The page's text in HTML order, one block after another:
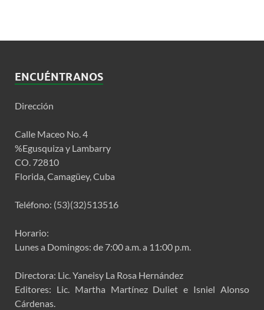
ENCUÉNTRANOS
Dirección
Calle Maceo No. 4
%Egusquiza y Lambarry
CO. 72810
Florida, Camagüey, Cuba
Teléfono: (53)(32)513516
Horario:
Lunes a Domingos: de 7:00 a.m. a 11:00 p.m.
Directora: Lic. Yaneisy La Rosa Hernández
Editores: Lic. Martha Martínez Duliet e Isniel Alonso
Cárdenas.